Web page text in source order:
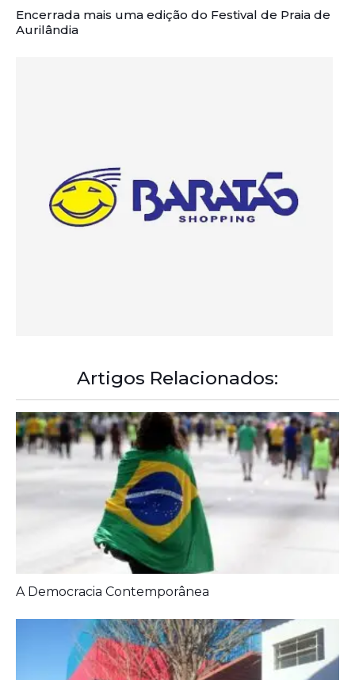
Encerrada mais uma edição do Festival de Praia de
Aurilândia
Artigos Relacionados:
A Democracia Contemporânea